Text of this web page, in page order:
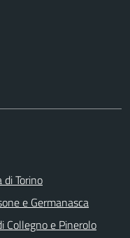
Torino
e Germanasca
Collegno e Pinerolo